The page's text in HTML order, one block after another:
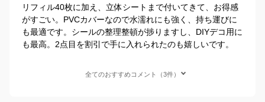
リフィル40枚に加え、立体シートまで付いてきて、お得感
がすごい。PVCカバーなので水濡れにも強く、持ち運びに
も最適です。シールの整理整頓が捗りますし、DIYデコ用に
も最高。2点目を割引で手に入れられたのも嬉しいです。
全てのおすすめコメント（3件）